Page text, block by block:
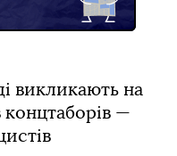
викликають на
концтаборів —